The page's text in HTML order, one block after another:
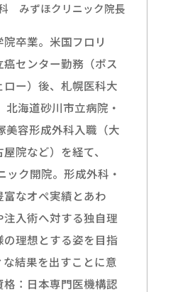
みずほクリニック院長
卒業。米国フロリ
センター勤務（ポス
ロー）後、札幌医科大
北海道砂川市立病院・
美容形成外科入職（大
院など）を経て、
ック開院。形成外科・
なオペ実績とあわ
入術へ対する独自理
理想とする姿を目指
結果を出すことに意
：日本専門医機構認